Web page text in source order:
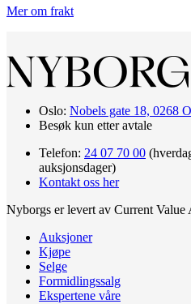
Mer om frakt
Oslo: Nobels gate 18, 0268
Besøk kun etter avtale
Telefon: 24 07 70 00
auksjonsdager)
Kontakt oss her
Nyborgs er levert av Current Value
Auksjoner
Kjøpe
Selge
Formidlingssalg
Ekspertene våre